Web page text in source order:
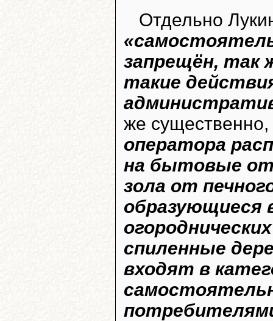
Отдельно
запрещён, так
такие
же
оператора
на бытовые
зола от
образующиеся
спиленные
входят в